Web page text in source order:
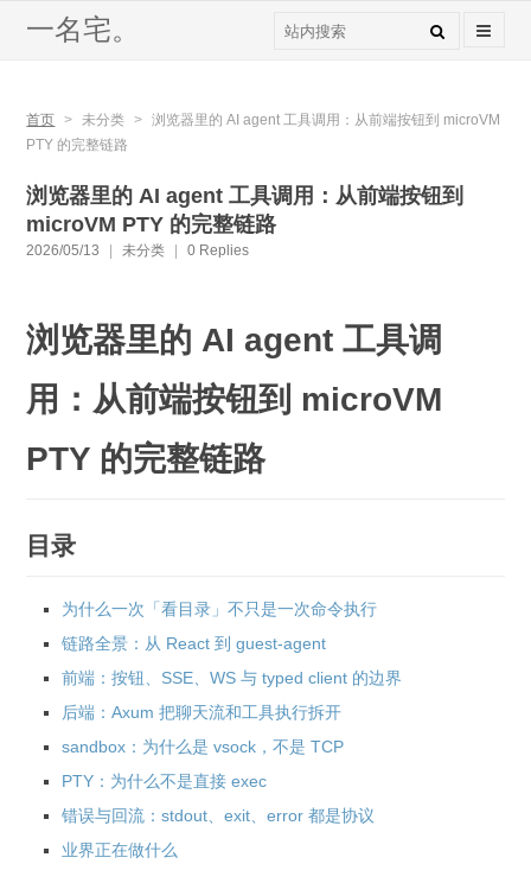
一名宅。
首页 > 未分类 > 浏览器里的 AI agent 工具调用：从前端按钮到 microVM
PTY 的完整链路
浏览器里的 AI agent 工具调用：从前端按钮到
microVM PTY 的完整链路
2026/05/13 未分类 0 Replies
浏览器里的 AI agent 工具调
用：从前端按钮到 microVM
PTY 的完整链路
目录
为什么一次「看目录」不只是一次命令执行
链路全景：从 React 到 guest-agent
前端：按钮、SSE、WS 与 typed client 的边界
后端：Axum 把聊天流和工具执行拆开
sandbox：为什么是 vsock，不是 TCP
PTY：为什么不是直接 exec
错误与回流：stdout、exit、error 都是协议
业界正在做什么